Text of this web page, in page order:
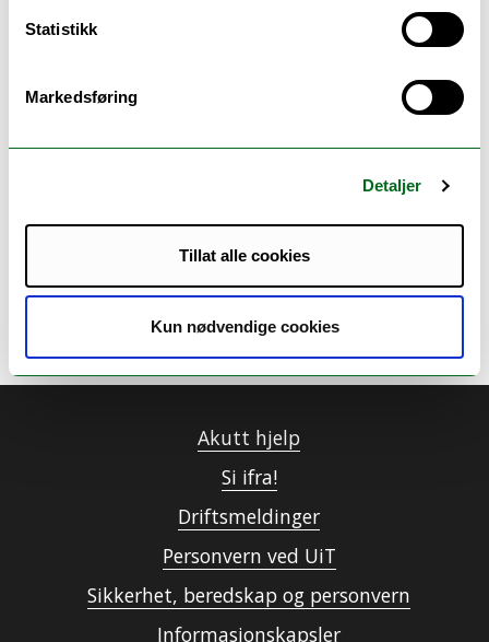
Statistikk
Markedsføring
Detaljer
Tillat alle cookies
Kun nødvendige cookies
Svar på spørreundersøkelsen.
Rekruttering av deltakere til første delstudien er i gang.
Akutt hjelp
Si ifra!
Driftsmeldinger
Personvern ved UiT
Sikkerhet, beredskap og personvern
Informasjonskapsler